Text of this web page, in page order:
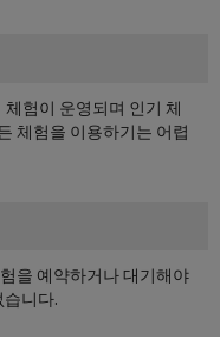
험이 운영되며 인기 체
체험을 이용하기는 어렵
을 예약하거나 대기해야
니다.